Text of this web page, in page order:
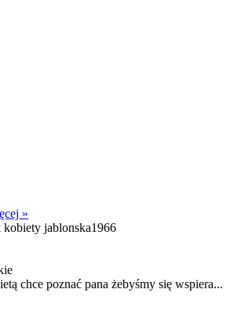
»
chce poznać pana żebyśmy się wspiera...